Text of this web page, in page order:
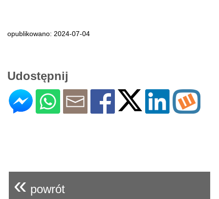
opublikowano: 2024-07-04
Udostępnij
« powrót